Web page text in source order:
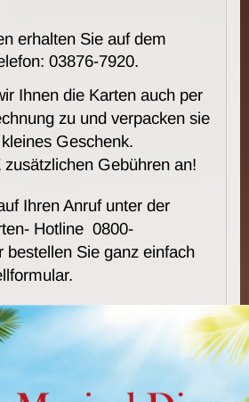
erhalten Sie auf dem
03876-7920.
Ihnen die Karten auch per
zu und verpacken sie
Geschenk.
zusätzlichen Gebühren an!
Ihren Anruf unter der
Hotline 0800-
bestellen Sie ganz einfach